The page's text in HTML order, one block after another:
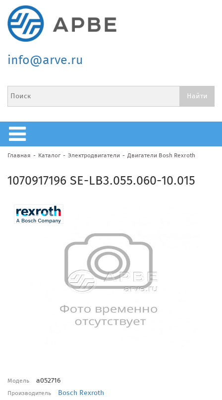
info@arve.ru
Главная Каталог Электродвигатели Двигатели Bosh Rexroth
1070917196 SE-LB3.055.060-10.015
Модель a052716
Производитель Bosch Rexroth